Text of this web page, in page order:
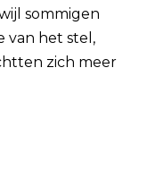
sommigen
van het stel,
zich meer